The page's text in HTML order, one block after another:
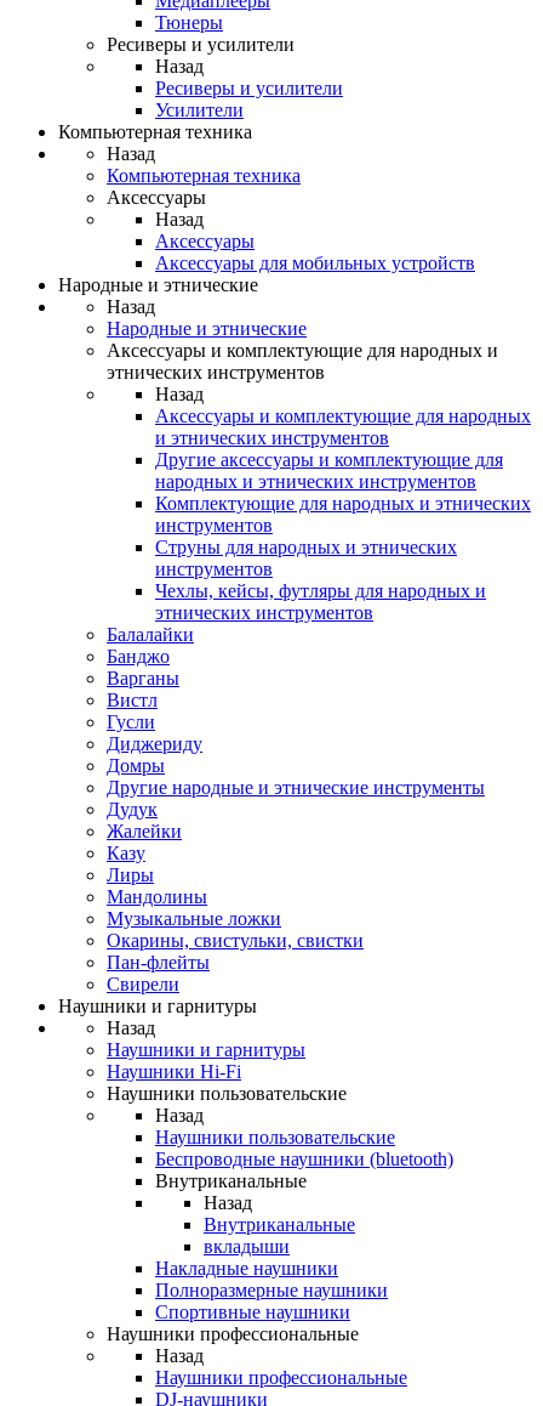
Тюнеры
Ресиверы и усилители
Назад
Ресиверы и усилители
Усилители
Компьютерная техника
Назад
Компьютерная техника
Аксессуары
Назад
Аксессуары
Аксессуары для мобильных устройств
Народные и этнические
Назад
Народные и этнические
Аксессуары и комплектующие для народных и
этнических инструментов
Назад
Аксессуары и комплектующие для народных
и этнических инструментов
Другие аксессуары и комплектующие для
народных и этнических инструментов
Комплектующие для народных и этнических
инструментов
Струны для народных и этнических
инструментов
Чехлы, кейсы, футляры для народных и
этнических инструментов
Балалайки
Банджо
Варганы
Вистл
Гусли
Диджериду
Домры
Другие народные и этнические инструменты
Дудук
Жалейки
Казу
Лиры
Мандолины
Музыкальные ложки
Окарины, свистульки, свистки
Пан-флейты
Свирели
Наушники и гарнитуры
Назад
Наушники и гарнитуры
Наушники Hi-Fi
Наушники пользовательские
Назад
Наушники пользовательские
Беспроводные наушники (bluetooth)
Внутриканальные
Назад
Внутриканальные
вкладыши
Накладные наушники
Полноразмерные наушники
Спортивные наушники
Наушники профессиональные
Назад
Наушники профессиональные
DJ-наушники